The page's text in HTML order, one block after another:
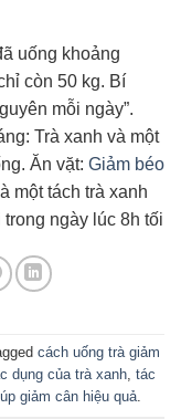
uống khoảng
còn 50 kg. Bí
mỗi ngày”.
Trà xanh và một
Ăn vặt: Giảm béo
một tách trà xanh
ngày lúc 8h tối
cách uống trà giảm
dụng của trà xanh tác
giảm cân hiệu quả